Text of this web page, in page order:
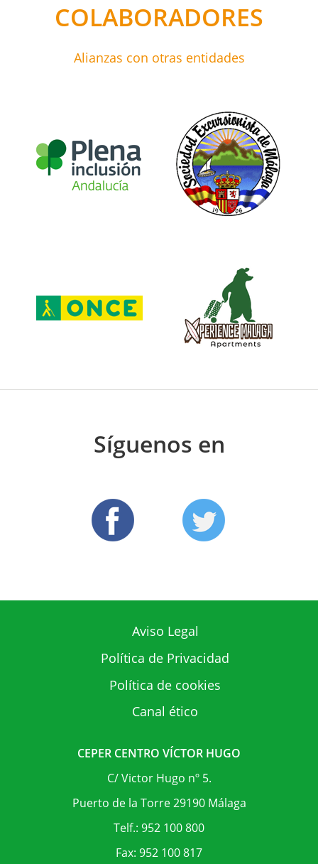
COLABORADORES
Alianzas con otras entidades
Síguenos en
Aviso Legal
Política de Privacidad
Política de cookies
Canal ético
CEPER CENTRO VÍCTOR HUGO
C/ Victor Hugo nº 5.
Puerto de la Torre 29190 Málaga
Telf.: 952 100 800
Fax: 952 100 817